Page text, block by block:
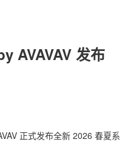
AVAVAV 发布
正式发布全新 2026 春夏系